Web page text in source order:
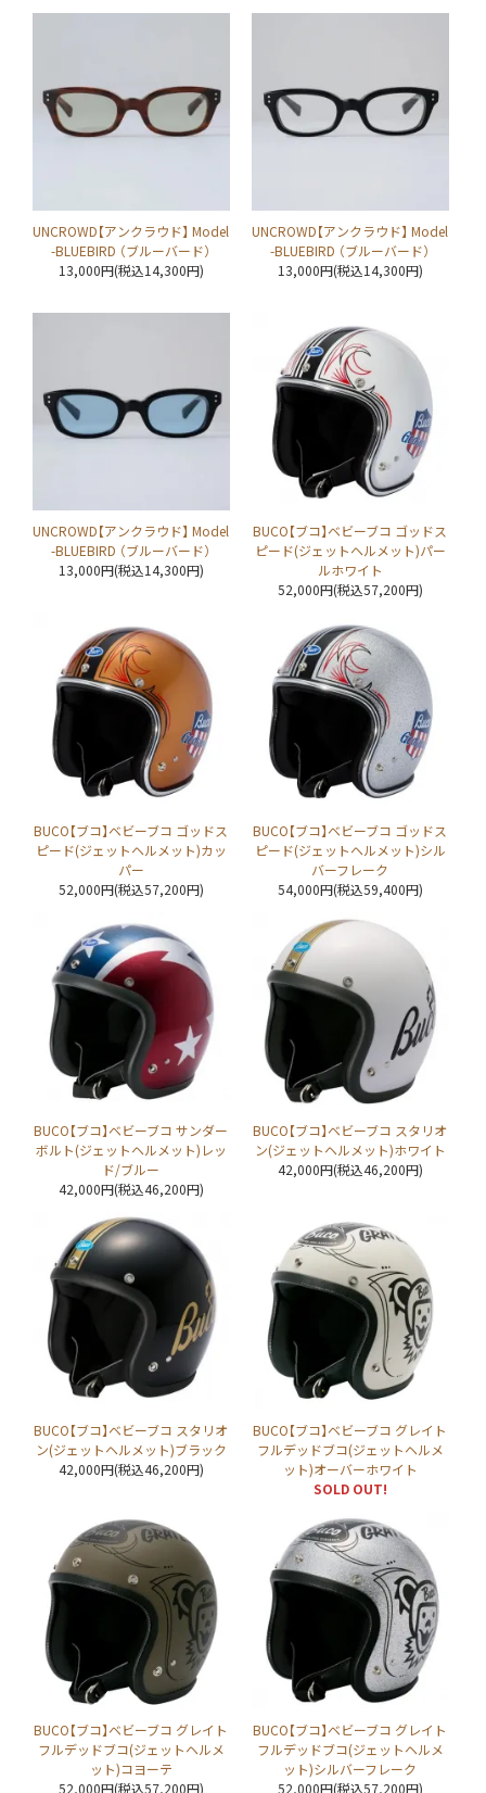
UNCROWD【アンクラウド】 Model
-BLUEBIRD （ブルーバード）
13,000円(税込14,300円)
UNCROWD【アンクラウド】 Model
-BLUEBIRD （ブルーバード）
13,000円(税込14,300円)
UNCROWD【アンクラウド】 Model
-BLUEBIRD （ブルーバード）
13,000円(税込14,300円)
BUCO【ブコ】ベビーブコ ゴッドス
ピード(ジェットヘルメット)パー
ルホワイト
52,000円(税込57,200円)
BUCO【ブコ】ベビーブコ ゴッドス
ピード(ジェットヘルメット)カッ
パー
52,000円(税込57,200円)
BUCO【ブコ】ベビーブコ ゴッドス
ピード(ジェットヘルメット)シル
バーフレーク
54,000円(税込59,400円)
BUCO【ブコ】ベビーブコ サンダー
ボルト(ジェットヘルメット)レッ
ド/ブルー
42,000円(税込46,200円)
BUCO【ブコ】ベビーブコ スタリオ
ン(ジェットヘルメット)ホワイト
42,000円(税込46,200円)
BUCO【ブコ】ベビーブコ スタリオ
ン(ジェットヘルメット)ブラック
42,000円(税込46,200円)
BUCO【ブコ】ベビーブコ グレイト
フルデッドブコ(ジェットヘルメ
ット)オーバーホワイト
SOLD OUT!
BUCO【ブコ】ベビーブコ グレイト
フルデッドブコ(ジェットヘルメ
ット)コヨーテ
52,000円(税込57,200円)
BUCO【ブコ】ベビーブコ グレイト
フルデッドブコ(ジェットヘルメ
ット)シルバーフレーク
52,000円(税込57,200円)